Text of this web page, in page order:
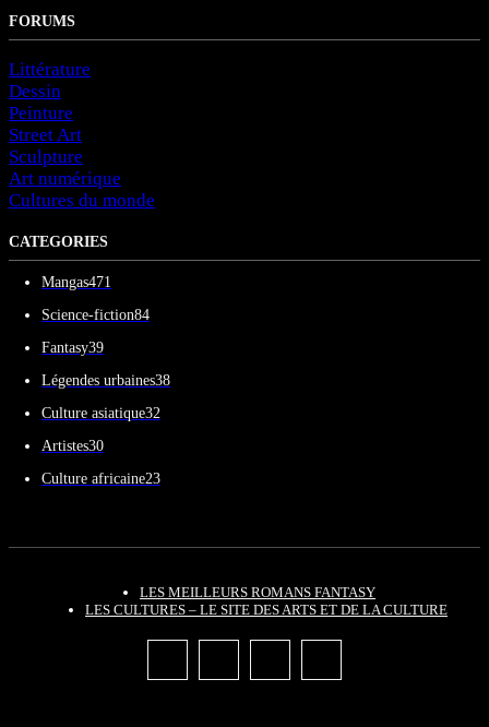
FORUMS
Littérature
Dessin
Peinture
Street Art
Sculpture
Art numérique
Cultures du monde
CATEGORIES
Mangas471
Science-fiction84
Fantasy39
Légendes urbaines38
Culture asiatique32
Artistes30
Culture africaine23
LES MEILLEURS ROMANS FANTASY
LES CULTURES – LE SITE DES ARTS ET DE LA CULTURE